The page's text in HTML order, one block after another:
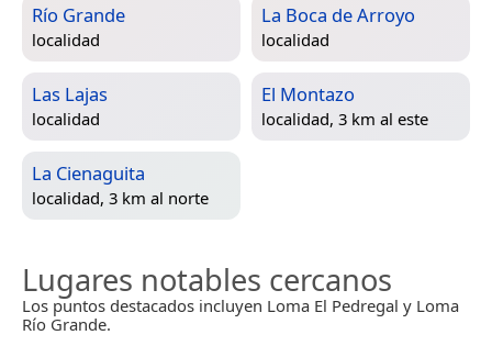
Río Grande
localidad
La Boca de Arroyo
localidad
Las Lajas
localidad
El Montazo
localidad, 3 km al este
La Cienaguita
localidad, 3 km al norte
Lugares notables cercanos
Los puntos destacados incluyen Loma El Pedregal y Loma
Río Grande.